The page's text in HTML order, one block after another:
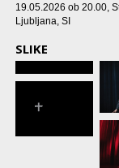
19.05.2026 ob 20.00,
Ljubljana, SI
SLIKE